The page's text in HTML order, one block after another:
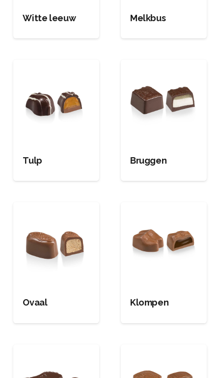
Witte leeuw Melkbus
Tulp Bruggen
Ovaal Klompen